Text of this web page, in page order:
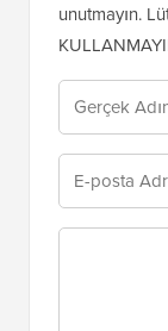
unutmayın.